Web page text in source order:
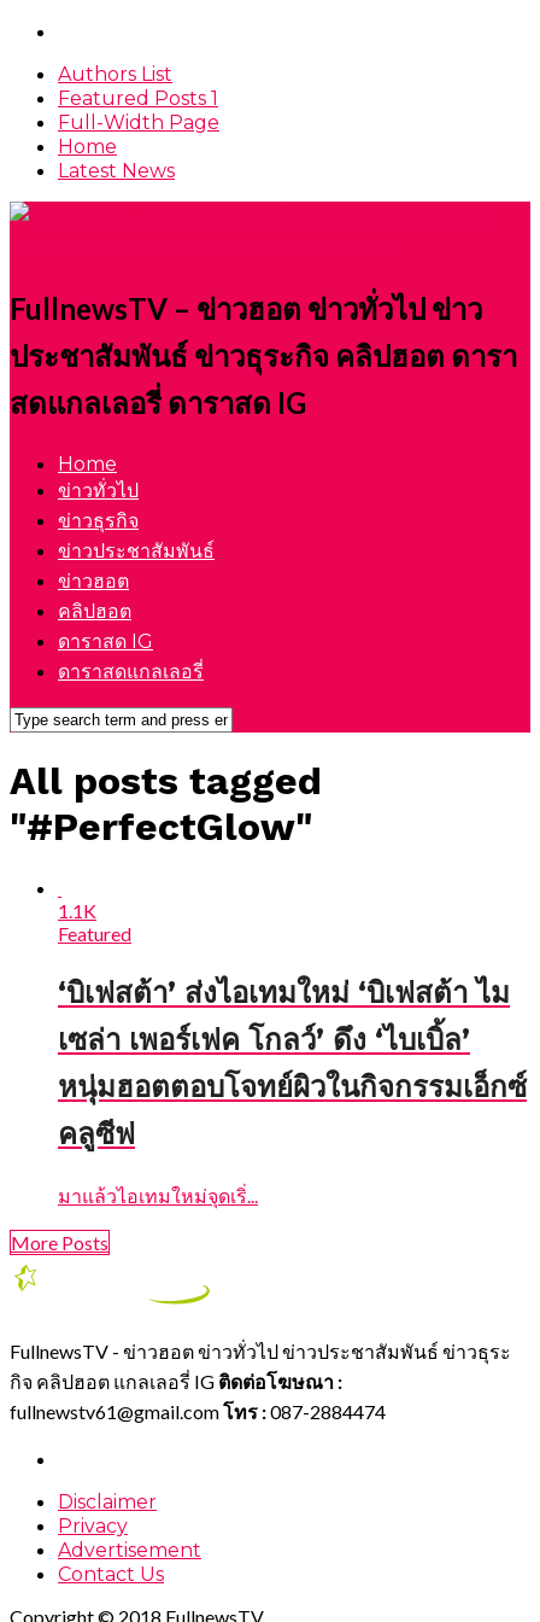
Authors List
Featured Posts 1
Full-Width Page
Home
Latest News
FullnewsTV – ข่าวฮอต ข่าวทั่วไป ข่าว
ประชาสัมพันธ์ ข่าวธุระกิจ คลิปฮอต ดารา
สดแกลเลอรี่ ดาราสด IG
Home
ข่าวทั่วไป
ข่าวธุรกิจ
ข่าวประชาสัมพันธ์
ข่าวฮอต
คลิปฮอต
ดาราสด IG
ดาราสดแกลเลอรี่
All posts tagged
"#PerfectGlow"
1.1K
Featured
‘บิเฟสต้า’ ส่งไอเทมใหม่ ‘บิเฟสต้า ไม
เซล่า เพอร์เฟค โกลว์’ ดึง ‘ไบเบิ้ล’
หนุ่มฮอตตอบโจทย์ผิวในกิจกรรมเอ็กซ์
คลูซีฟ
มาแล้วไอเทมใหม่จุดเริ่...
More Posts
FullnewsTV - ข่าวฮอต ข่าวทั่วไป ข่าวประชาสัมพันธ์ ข่าวธุระ
กิจ คลิปฮอต แกลเลอรี่ IG ติดต่อโฆษณา :
fullnewstv61@gmail.comโทร :087-2884474
Disclaimer
Privacy
Advertisement
Contact Us
Copyright © 2018 FullnewsTV.